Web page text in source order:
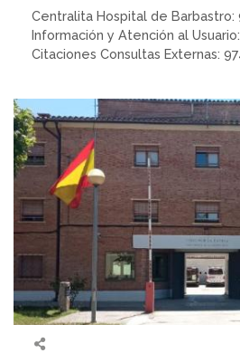
Centralita Hospital de Barbastro:
Información y Atención al
Citaciones Consultas Externas: